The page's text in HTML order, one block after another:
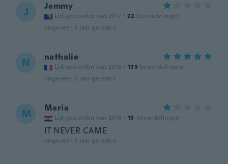
J Jammy
Lid geworden van 2017 · 22 beoordelingen
ongeveer 5 jaar geleden
N nathalie
Lid geworden van 2015 · 135 beoordelingen
ongeveer 5 jaar geleden
M Maria
Lid geworden van 2018 · 13 beoordelingen
IT NEVER CAME
ongeveer 5 jaar geleden